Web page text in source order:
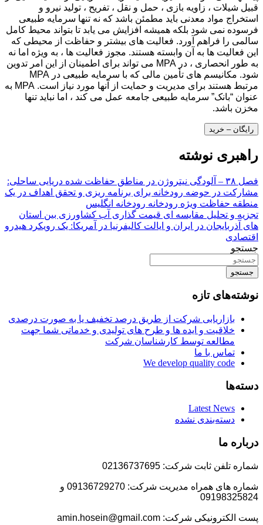
قبیل شیلات ، زاویه بازی ، حمل و نقل ، تفریح ، تولید نیرو و
استخراج مواد معدنی باید مطمئن باشد که نه تنها سرمایه طبیعی
فرسوده نمی شود بلکه همیشه افزایش می یابد تا بتواند محیط کامل
سالمی را فراهم آورد. فعالیت های بیشتر و حفاظت از محیطی که
این فعالیت ها به آن وابسته هستند. مجوز فعالیت ها ، به ویژه اما نه
به طور انحصاری ، در MPA می تواند برای اطمینان از این امر تدوین
شود. مکانیسم های تأمین مالی که با سرمایه طبیعی در MPA
مرتبط هستند برای مدیریت و حمایت از آنها مورد نیاز است. MPA به
عنوان “بانک” سرمایه طبیعی جامعه عمل می کند ، اما نباید تنها
مخزن باشد.
رایگان – خرید
راهبری نوشته
فصل ۳۸ – آلودگی نیتروژن در مناطق حفاظت شده دریایی ساحلی:
مشارکت در حوضه رودخانه برای برنامه ریزی و تحقق اهداف در یک
منطقه حفاظت ویژه رودخانه رودخانه انگلیس
تجزیه و تحلیل مقایسه ای قیمت گذاری آب کشاورزی بین استان
های آذربایجان در ایران و ایالت کالیفرنیا در آمریکا: یک رویکرد هیدرو
اقتصادی
جستجو
جستجو
نوشته‌های تازه
بازاریابی شرکت از طریق درصد تخفیف یا به صورت درصدی
خلاقیت و ایده ها و طرح های تولیدی و خدماتی شما جهت
مطالعه توسط کارشناسان شرکت
تماس با ما
We develop quality code
دسته‌ها
Latest News
دسته‌بندی نشده
درباره ما
شماره تلفن ثابت شرکت: 02136737695
شماره های همراه مدیریت شرکت: 09136729270 و
09198325824
پست الکترونیکی شرکت: amin.hosein@gmail.com